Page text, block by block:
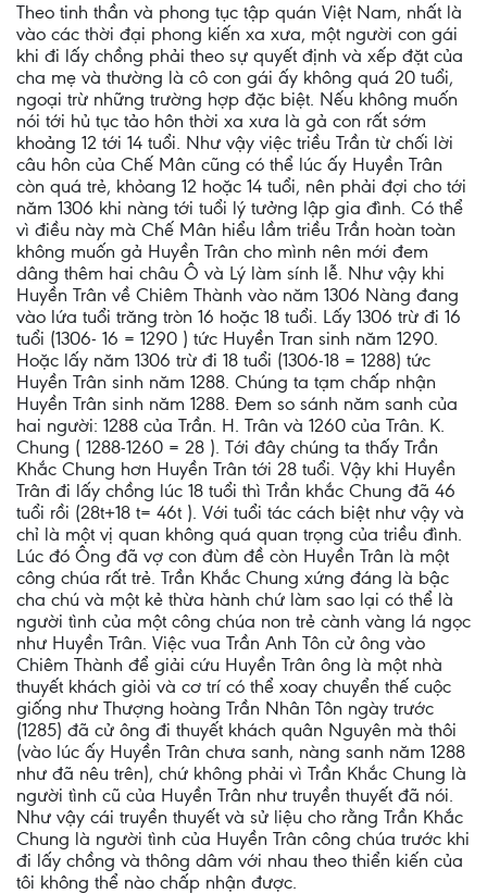
Theo tinh thần và phong tục tập quán Việt Nam, nhất là
vào các thời đại phong kiến xa xưa, một người con gái
khi đi lấy chồng phải theo sự quyết định và xếp đặt của
cha mẹ và thường là cô con gái ấy không quá 20 tuổi,
ngoại trừ những trường hợp đặc biệt. Nếu không muốn
nói tới hủ tục tảo hôn thời xa xưa là gả con rất sớm
khoảng 12 tới 14 tuổi. Như vậy việc triều Trần từ chối lời
câu hôn của Chế Mân cũng có thể lúc ấy Huyền Trân
còn quá trẻ, khỏang 12 hoặc 14 tuổi, nên phải đợi cho tới
năm 1306 khi nàng tới tuổi lý tưởng lập gia đình. Có thể
vì điều này mà Chế Mân hiểu lầm triều Trần hoàn toàn
không muốn gả Huyền Trân cho mình nên mới đem
dâng thêm hai châu Ô và Lý làm sính lễ. Như vậy khi
Huyền Trân về Chiêm Thành vào năm 1306 Nàng đang
vào lứa tuổi trăng tròn 16 hoặc 18 tuổi. Lấy 1306 trừ đi 16
tuổi (1306- 16 = 1290 ) tức Huyền Tran sinh năm 1290.
Hoặc lấy năm 1306 trừ đi 18 tuổi (1306-18 = 1288) tức
Huyền Trân sinh năm 1288. Chúng ta tạm chấp nhận
Huyền Trân sinh năm 1288. Đem so sánh năm sanh của
hai người: 1288 của Trần. H. Trân và 1260 của Trân. K.
Chung ( 1288-1260 = 28 ). Tới đây chúng ta thấy Trần
Khắc Chung hơn Huyền Trân tới 28 tuổi. Vậy khi Huyền
Trân đi lấy chồng lúc 18 tuổi thì Trần khắc Chung đã 46
tuổi rồi (28t+18 t= 46t ). Với tuổi tác cách biệt như vậy và
chỉ là một vị quan không quá quan trọng của triều đình.
Lúc đó Ông đã vợ con đùm đề còn Huyền Trân là một
công chúa rất trẻ. Trần Khắc Chung xứng đáng là bậc
cha chú và một kẻ thừa hành chứ làm sao lại có thể là
người tình của một công chúa non trẻ cành vàng lá ngọc
như Huyền Trân. Việc vua Trần Anh Tôn cử ông vào
Chiêm Thành để giải cứu Huyền Trân ông là một nhà
thuyết khách giỏi và cơ trí có thể xoay chuyển thế cuộc
giống như Thượng hoàng Trần Nhân Tôn ngày trước
(1285) đã cử ông đi thuyết khách quân Nguyên mà thôi
(vào lúc ấy Huyền Trân chưa sanh, nàng sanh năm 1288
như đã nêu trên), chứ không phải vì Trần Khắc Chung là
người tình cũ của Huyền Trân như truyền thuyết đã nói.
Như vậy cái truyền thuyết và sử liệu cho rằng Trần Khắc
Chung là người tình của Huyền Trân công chúa trước khi
đi lấy chồng và thông dâm với nhau theo thiển kiến của
tôi không thể nào chấp nhận được.